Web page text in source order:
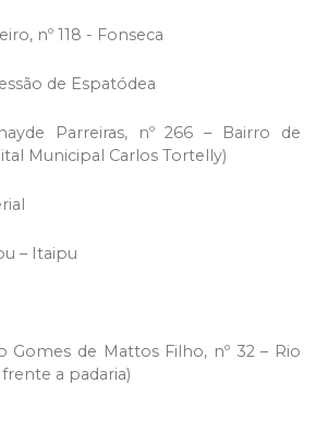
nº 118 - Fonseca
de Espatódea
Parreiras, nº 266 – Bairro de
Municipal Carlos Tortelly)
– Itaipu
Gomes de Mattos Filho, nº 32 – Rio
a padaria)